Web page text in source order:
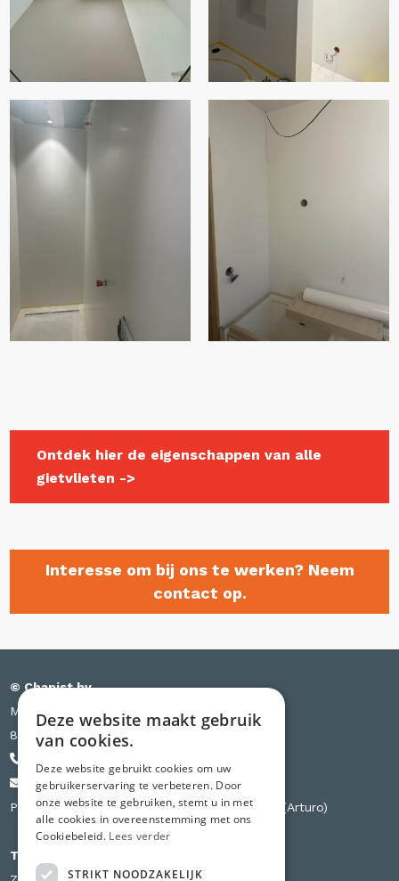
Ontdek hier de eigenschappen van alle
gietvlieten ->
Interesse om bij ons te werken? Neem
contact op.
© Chapist bv
Meensesteenweg 385 bus S03
8501 Kortrijk
info@chapist.be
Partner van Knauf, Weber, Betopor, Uzin Utz (Arturo)
Tweede vestiging
Deze website maakt gebruik
van cookies.
Deze website gebruikt cookies om uw
gebruikerservaring te verbeteren. Door
onze website te gebruiken, stemt u in met
alle cookies in overeenstemming met ons
Cookiebeleid. Lees verder
STRIKT NOODZAKELIJK